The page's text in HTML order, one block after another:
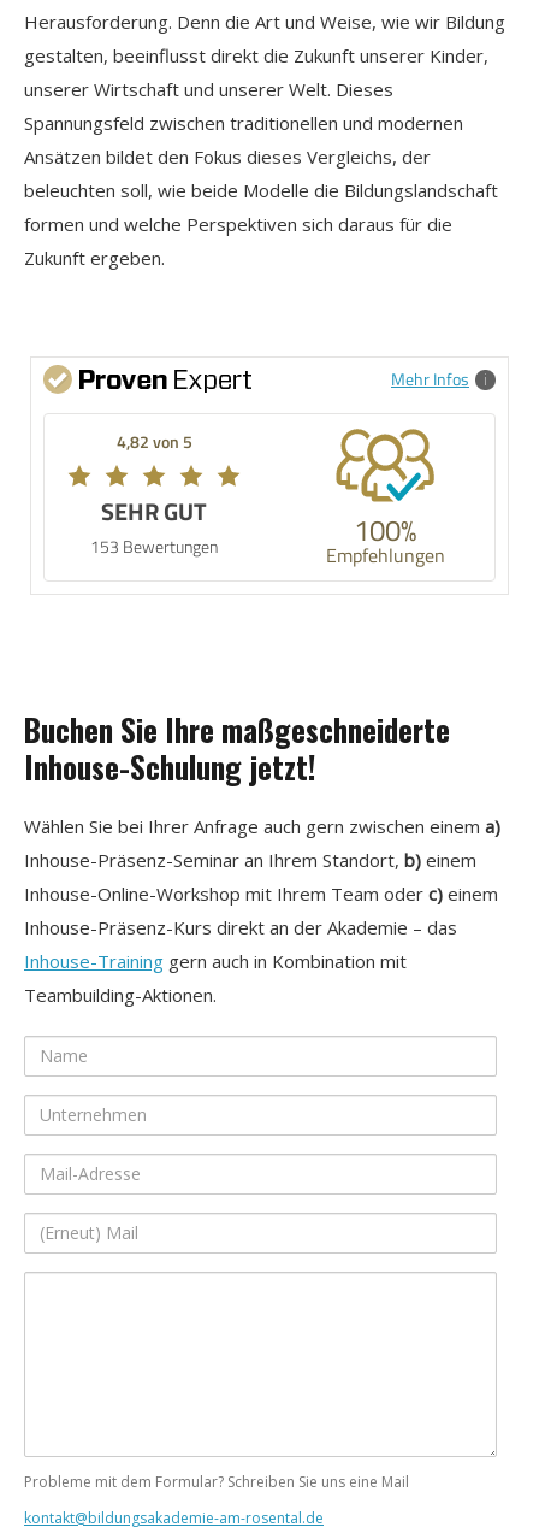
Herausforderung. Denn die Art und Weise, wie wir Bildung
gestalten, beeinflusst direkt die Zukunft unserer Kinder,
unserer Wirtschaft und unserer Welt. Dieses
Spannungsfeld zwischen traditionellen und modernen
Ansätzen bildet den Fokus dieses Vergleichs, der
beleuchten soll, wie beide Modelle die Bildungslandschaft
formen und welche Perspektiven sich daraus für die
Zukunft ergeben.
Mehr Infos
4,82 von 5
SEHR GUT
153 Bewertungen 100%
Empfehlungen
Buchen Sie Ihre maßgeschneiderte
Inhouse-Schulung jetzt!
Wählen Sie bei Ihrer Anfrage auch gern zwischen einem a)
Inhouse-Präsenz-Seminar an Ihrem Standort, b) einem
Inhouse-Online-Workshop mit Ihrem Team oder c) einem
Inhouse-Präsenz-Kurs direkt an der Akademie – das
Inhouse-Training gern auch in Kombination mit
Teambuilding-Aktionen.
Name
Unternehmen
Mail-
Adresse
(Erneut)
Mail
Probleme mit dem Formular? Schreiben Sie uns eine Mail
kontakt@bildungsakademie-am-rosental.de